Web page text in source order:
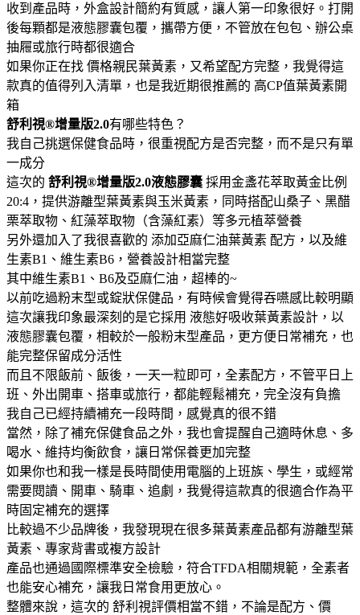
收到產品時，外盒設計簡約有質感，讓人第一印象很好。打開
後每顆都是液態膠囊包覆，攜帶方便，不管放在包包、辦公桌
抽屜或旅行時都很適合
如果你正在找 價格親民葉黃素，又希望配方完整，我覺得這
款真的值得列入清單，也是我近期很推薦的 高CP值葉黃素開
箱
舒利視®增量版2.0有哪些特色？
我自己挑選保健食品時，很重視配方是否完整，而不是只有單
一成分
這次的 舒利視®增量版2.0液態膠囊 採用金盞花萃取黃金比例
20:4，提供游離型葉黃素與玉米黃素，同時搭配山桑子、黑醋
栗萃取物、紅藻萃取物（含藻紅素）等多元植萃營養
另外還加入了我很喜歡的 添加亞麻仁油葉黃素 配方，以及維
生素B1、維生素B6，營養設計相當完整
其中維生素B1、B6及亞麻仁油，超棒的~
以前吃過粉末型或錠狀保健品，有時候會覺得吞嚥感比較明顯
這次讓我印象最深刻的是它採用 液態好吸收葉黃素設計，以
液態膠囊包覆，相較於一般粉末型產品，更方便日常補充，也
能完整保留成分活性
而且不限飯前、飯後，一天一粒即可，全素配方，不管平日上
班、外出開車、搭車或旅行，都能輕鬆補充，完全沒有負擔
我自己已經持續補充一段時間，感覺真的很不錯
當然，除了補充保健食品之外，我也會提醒自己適時休息、多
喝水、維持均衡飲食，讓日常保養更加完整
如果你也和我一樣是長時間使用電腦的上班族、學生，或經常
需要閱讀、開車、騎車、追劇，我覺得這款真的很適合作為平
時固定補充的選擇
比較過不少品牌後，我發現現在很多葉黃素產品都有游離型葉
黃素、專家背書或複方設計
產品也通過國際標準安全檢驗，符合TFDA相關規範，全素者
也能安心補充，讓我日常食用更放心。
整體來說，這次的 舒利視評價相當不錯，不論是配方、價